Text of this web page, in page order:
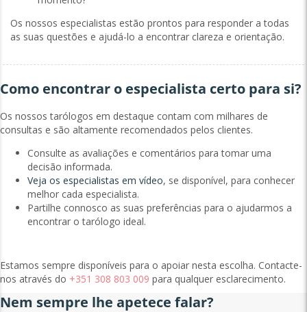
Os nossos especialistas estão prontos para responder a todas
as suas questões e ajudá-lo a encontrar clareza e orientação.
Como encontrar o especialista certo para si?
Os nossos tarólogos em destaque contam com milhares de
consultas e são altamente recomendados pelos clientes.
Consulte as avaliações e comentários para tomar uma
decisão informada.
Veja os especialistas em vídeo, se disponível, para conhecer
melhor cada especialista.
Partilhe connosco as suas preferências para o ajudarmos a
encontrar o tarólogo ideal.
Estamos sempre disponíveis para o apoiar nesta escolha. Contacte-
nos através do +351 308 803 009 para qualquer esclarecimento.
Nem sempre lhe apetece falar?